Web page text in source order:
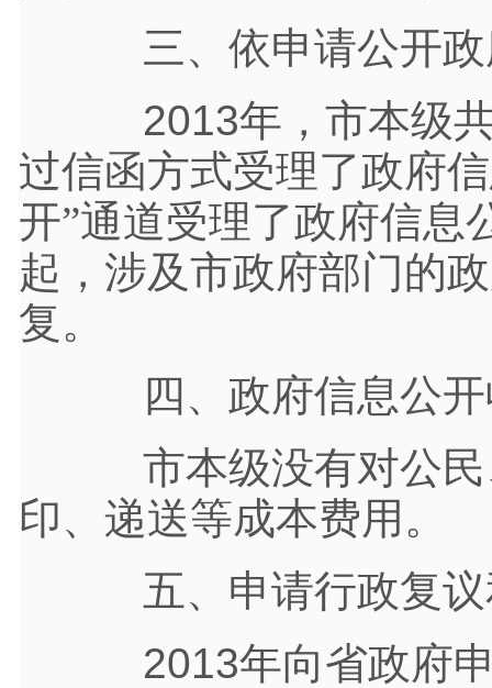
三、依申请公开政
2013年，市本级共
过信函方式受理了政府
开”通道受理了政府信息
起，涉及市政府部门的
复。
四、政府信息公开
市本级没有对公民
印、递送等成本费用。
五、申请行政复议
2013年向省政府申